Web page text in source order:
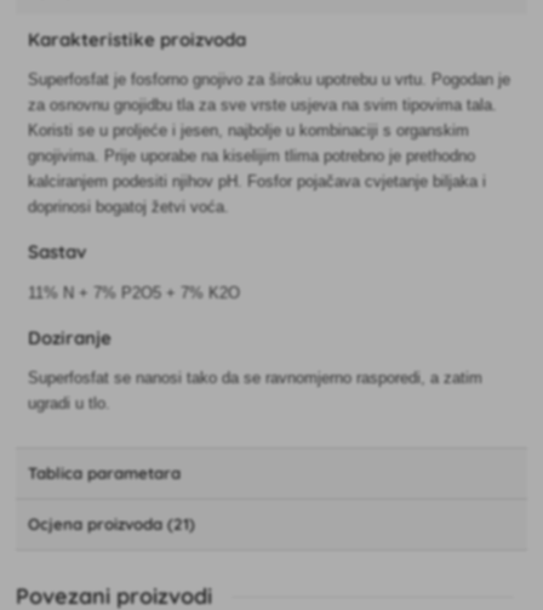
Karakteristike proizvoda
Superfosfat je fosforno gnojivo za široku upotrebu u vrtu. Pogodan je
za osnovnu gnojidbu tla za sve vrste usjeva na svim tipovima tala.
Koristi se u proljeće i jesen, najbolje u kombinaciji s organskim
gnojivima. Prije uporabe na kiselijim tlima potrebno je prethodno
kalciranjem podesiti njihov pH. Fosfor pojačava cvjetanje biljaka i
doprinosi bogatoj žetvi voća.
Sastav
11% N + 7% P2O5 + 7% K2O
Doziranje
Superfosfat se nanosi tako da se ravnomjerno rasporedi, a zatim
ugradi u tlo.
Tablica parametara
Ocjena proizvoda (21)
Povezani proizvodi